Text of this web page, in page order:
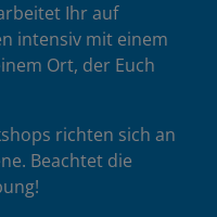
Ihr auf
intensiv mit einem
Ort, der Euch
richten sich an
Beachtet die